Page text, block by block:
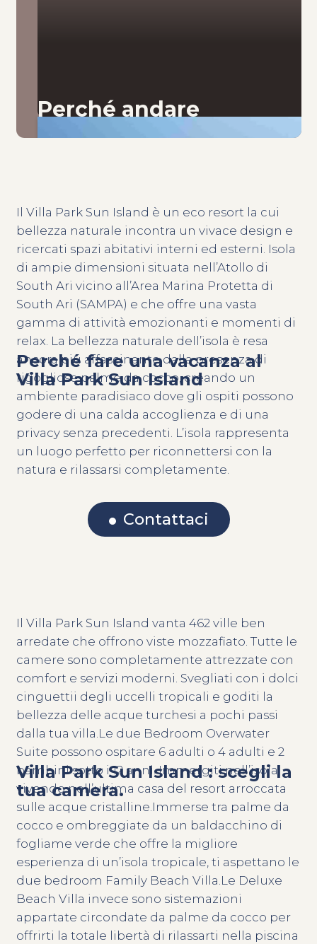
Perché andare
Perché fare una vacanza al
Villa Park Sun Island
Il Villa Park Sun Island è un eco resort la cui
bellezza naturale incontra un vivace design e
ricercati spazi abitativi interni ed esterni. Isola
di ampie dimensioni situata nell’Atollo di
South Ari vicino all’Area Marina Protetta di
South Ari (SAMPA) e che offre una vasta
gamma di attività emozionanti e momenti di
relax. La bellezza naturale dell’isola è resa
ancora più affascinante dalla presenza di
rigogliose palme da cocco, creando un
ambiente paradisiaco dove gli ospiti possono
godere di una calda accoglienza e di una
privacy senza precedenti. L’isola rappresenta
un luogo perfetto per riconnettersi con la
natura e rilassarsi completamente.
Contattaci
Villa Park Sun Island : scegli la
tua camera.
Il Villa Park Sun Island vanta 462 ville ben
arredate che offrono viste mozzafiato. Tutte le
camere sono completamente attrezzate con
comfort e servizi moderni. Svegliati con i dolci
cinguettii degli uccelli tropicali e goditi la
bellezza delle acque turchesi a pochi passi
dalla tua villa.Le due Bedroom Overwater
Suite possono ospitare 6 adulti o 4 adulti e 2
bambini sotto i 12 anni. Immergiti nell’isola
vivendo nell’ultima casa del resort arroccata
sulle acque cristalline.Immerse tra palme da
cocco e ombreggiate da un baldacchino di
fogliame verde che offre la migliore
esperienza di un’isola tropicale, ti aspettano le
due bedroom Family Beach Villa.Le Deluxe
Beach Villa invece sono sistemazioni
appartate circondate da palme da cocco per
offrirti la totale libertà di rilassarti nella piscina